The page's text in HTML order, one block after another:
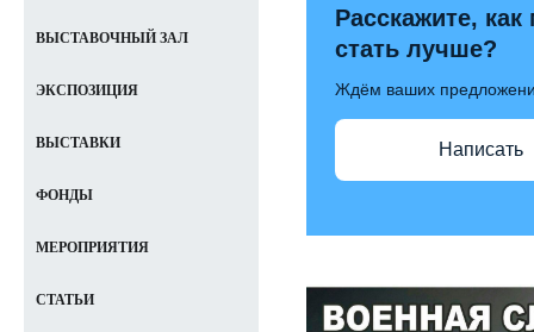
Расскажите,
стать лучше?
Ждём ваших
Написать
ВЫСТАВОЧНЫЙ ЗАЛ
ЭКСПОЗИЦИЯ
ВЫСТАВКИ
ФОНДЫ
МЕРОПРИЯТИЯ
СТАТЬИ